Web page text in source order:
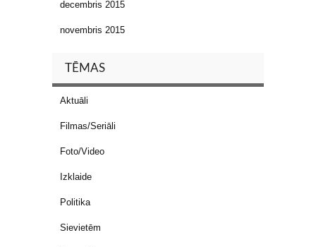
decembris 2015
novembris 2015
TĒMAS
Aktuāli
Filmas/Seriāli
Foto/Video
Izklaide
Politika
Sievietēm